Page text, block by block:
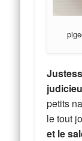
petits
le tout
et le